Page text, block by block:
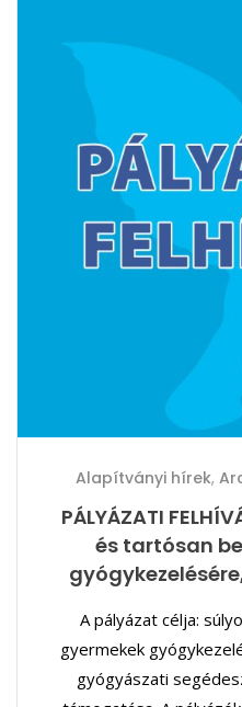
Alapítványi hírek,
PÁLYÁZATI
és tartósan
A pályázat célja:
gyermekek
gyógyászati